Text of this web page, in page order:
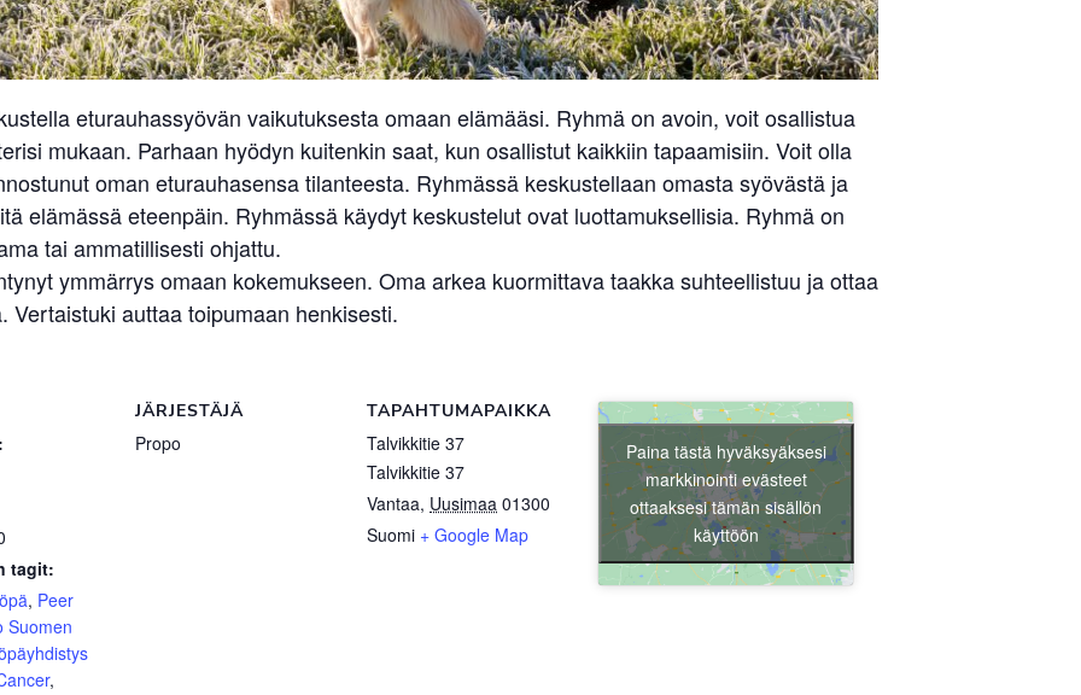
eturauhassyövän vaikutuksesta omaan elämääsi. Ryhmä on avoin, voit osallistua
mukaan. Parhaan hyödyn kuitenkin saat, kun osallistut kaikkiin tapaamisiin. Voit olla
oman eturauhasensa tilanteesta. Ryhmässä keskustellaan omasta syövästä ja
elämässä eteenpäin. Ryhmässä käydyt keskustelut ovat luottamuksellisia. Ryhmä on
tai ammatillisesti ohjattu.
ymmärrys omaan kokemukseen. Oma arkea kuormittava taakka suhteellistuu ja ottaa
Vertaistuki auttaa toipumaan henkisesti.
tagit:
, Peer
Suomen
,
JÄRJESTÄJÄ
Propo
TAPAHTUMAPAIKKA
Talvikkitie 37
Talvikkitie 37
Vantaa, Uusimaa 01300
Suomi + Google Map
Paina tästä hyväksyäksesi
markkinointi evästeet
ottaaksesi tämän sisällön
käyttöön